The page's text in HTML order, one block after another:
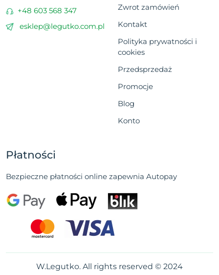
+48 603 568 347
esklep@legutko.com.pl
Zwrot zamówień
Kontakt
Polityka prywatności i
cookies
Przedsprzedaż
Promocje
Blog
Konto
Płatności
Bezpieczne płatności online zapewnia Autopay
W.Legutko. All rights reserved © 2024